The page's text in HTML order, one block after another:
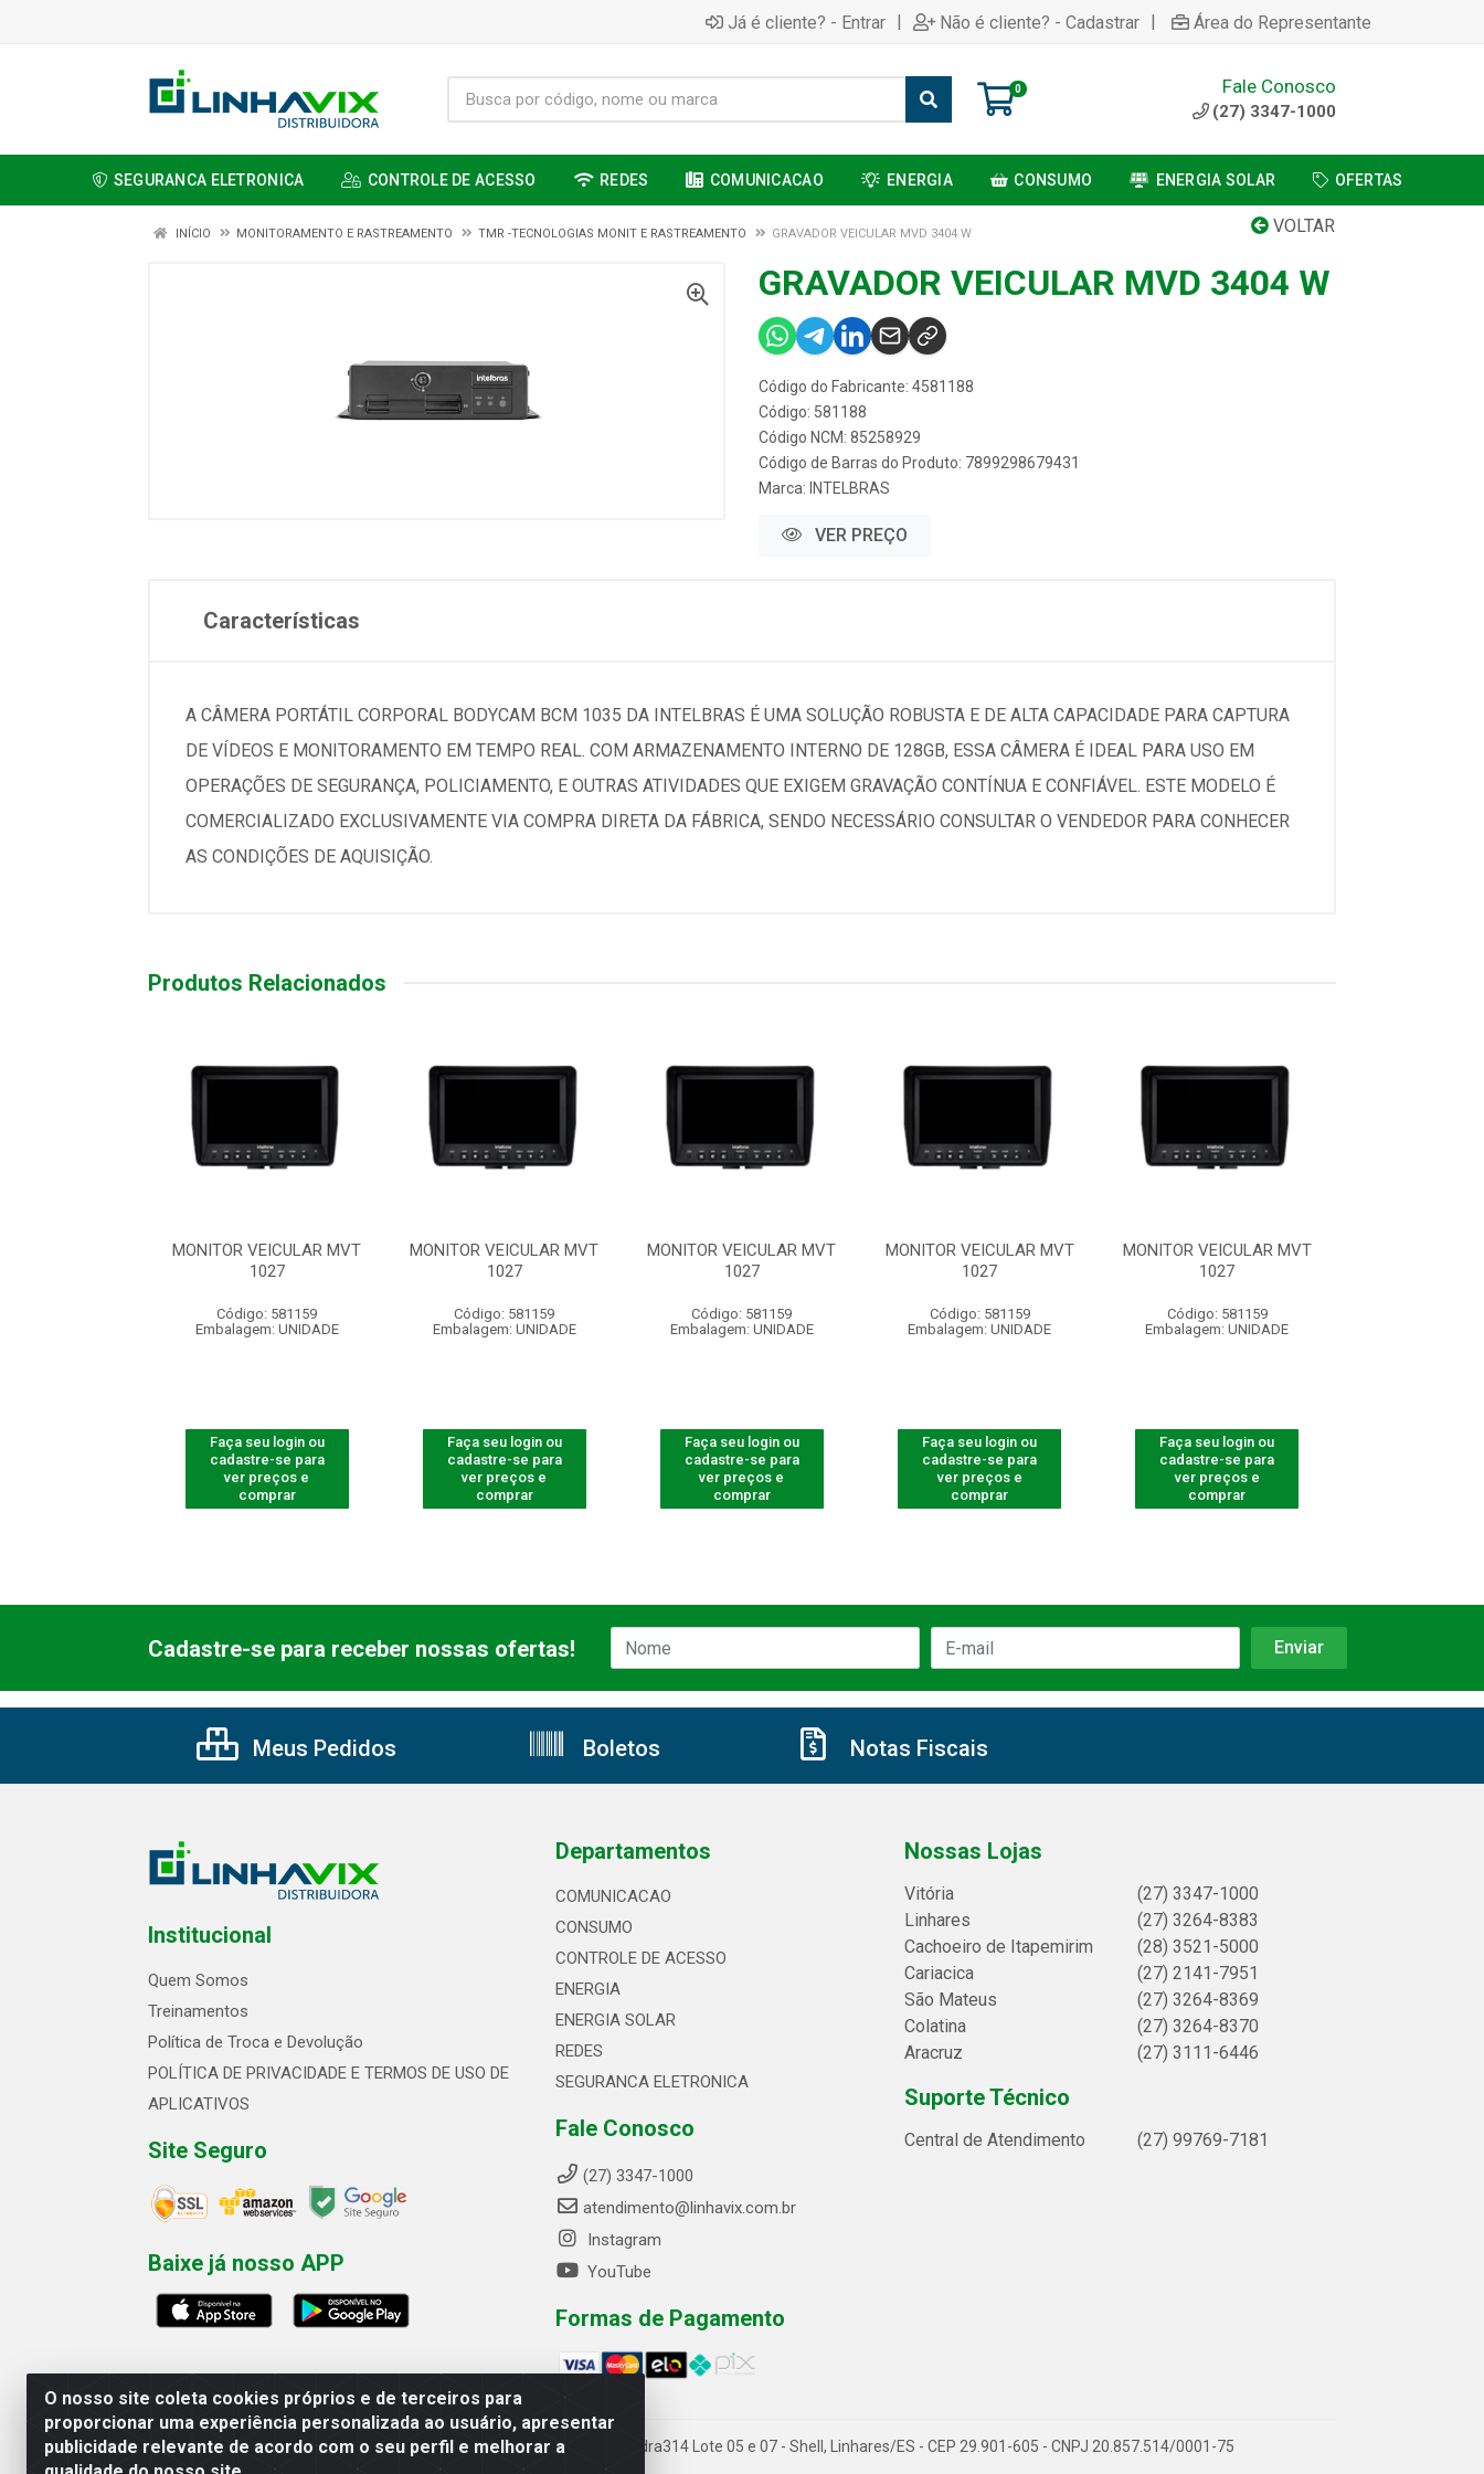
Já é cliente? - Entrar | Não é cliente? - Cadastrar | Área do Representante
0 Fale Conosco
(27) 3347-1000
SEGURANCA ELETRONICA CONTROLE DE ACESSO REDES COMUNICACAO ENERGIA CONSUMO ENERGIA SOLAR OFERTAS
VOLTAR
INÍCIO MONITORAMENTO E RASTREAMENTO TMR -TECNOLOGIAS MONIT E RASTREAMENTO GRAVADOR VEICULAR MVD 3404 W
GRAVADOR VEICULAR MVD 3404 W
Código do Fabricante: 4581188
Código: 581188
Código NCM: 85258929
Código de Barras do Produto: 7899298679431
Marca: INTELBRAS
VER PREÇO
Características
A CÂMERA PORTÁTIL CORPORAL BODYCAM BCM 1035 DA INTELBRAS É UMA SOLUÇÃO ROBUSTA E DE ALTA CAPACIDADE PARA CAPTURA
DE VÍDEOS E MONITORAMENTO EM TEMPO REAL. COM ARMAZENAMENTO INTERNO DE 128GB, ESSA CÂMERA É IDEAL PARA USO EM
OPERAÇÕES DE SEGURANÇA, POLICIAMENTO, E OUTRAS ATIVIDADES QUE EXIGEM GRAVAÇÃO CONTÍNUA E CONFIÁVEL. ESTE MODELO É
COMERCIALIZADO EXCLUSIVAMENTE VIA COMPRA DIRETA DA FÁBRICA, SENDO NECESSÁRIO CONSULTAR O VENDEDOR PARA CONHECER
AS CONDIÇÕES DE AQUISIÇÃO.
Produtos Relacionados
MONITOR VEICULAR MVT
1027
Código: 581159
Embalagem: UNIDADE
Faça seu login ou
cadastre-se para
ver preços e
comprar
MONITOR VEICULAR MVT
1027
Código: 581159
Embalagem: UNIDADE
Faça seu login ou
cadastre-se para
ver preços e
comprar
MONITOR VEICULAR MVT
1027
Código: 581159
Embalagem: UNIDADE
Faça seu login ou
cadastre-se para
ver preços e
comprar
MONITOR VEICULAR MVT
1027
Código: 581159
Embalagem: UNIDADE
Faça seu login ou
cadastre-se para
ver preços e
comprar
MONITOR VEICULAR MVT
1027
Código: 581159
Embalagem: UNIDADE
Faça seu login ou
cadastre-se para
ver preços e
comprar
O nosso site coleta cookies próprios e de terceiros para
proporcionar uma experiência personalizada ao usuário, apresentar
publicidade relevante de acordo com o seu perfil e melhorar a
Cadastre-se para receber nossas ofertas!
Meus Pedidos Boletos Notas Fiscais
Institucional
Quem Somos
Treinamentos
Política de Troca e Devolução
POLÍTICA DE PRIVACIDADE E TERMOS DE USO DE
APLICATIVOS
Site Seguro
Baixe já nosso APP
Departamentos
COMUNICACAO
CONSUMO
CONTROLE DE ACESSO
ENERGIA
ENERGIA SOLAR
REDES
SEGURANCA ELETRONICA
Fale Conosco
(27) 3347-1000
atendimento@linhavix.com.br
Instagram
YouTube
Formas de Pagamento
Nossas Lojas
Vitória
(27) 3347-1000
Linhares
(27) 3264-8383
Cachoeiro de Itapemirim
(28) 3521-5000
Cariacica
(27) 2141-7951
São Mateus
(27) 3264-8369
Colatina
(27) 3264-8370
Aracruz
(27) 3111-6446
Suporte Técnico
Central de Atendimento (27) 99769-7181
Linhavix Distribuidora LTDA - Avenida Alegre, 2521 - Quadra314 Lote 05 e 07 - Shell, Linhares/ES - CEP 29.901-605 - CNPJ 20.857.514/0001-75